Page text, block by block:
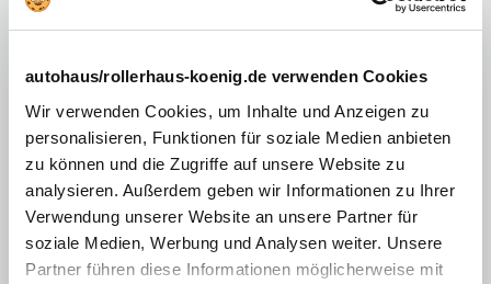
autohaus/rollerhaus-koenig.de verwenden Cookies
Wir verwenden Cookies, um Inhalte und Anzeigen zu
personalisieren, Funktionen für soziale Medien anbieten
zu können und die Zugriffe auf unsere Website zu
analysieren. Außerdem geben wir Informationen zu Ihrer
Verwendung unserer Website an unsere Partner für
soziale Medien, Werbung und Analysen weiter. Unsere
Partner führen diese Informationen möglicherweise mit
Tasche an der Rückseite von Fahrer-und Beifahrersitz
6 Airbags
10,25-Infotainmentsystem inkl. Navigation und
Spracherkennung
7-TFT-Instrumenteanzeige